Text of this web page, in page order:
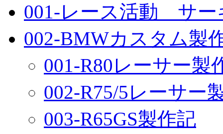
001-レース活動 サー
002-BMWカスタム製
001-R80レーサー製
002-R75/5レーサー
003-R65GS製作記